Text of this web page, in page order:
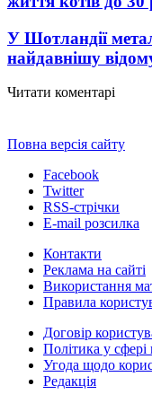
У Шотландії
найдавнішу
Читати коментарі
Повна версія сайту
Facebook
Twitter
RSS-стрічки
E-mail розсилка
Контакти
Реклама на сайті
Використання
Правила
Договір
Політика у сфері
Угода щодо
Редакція